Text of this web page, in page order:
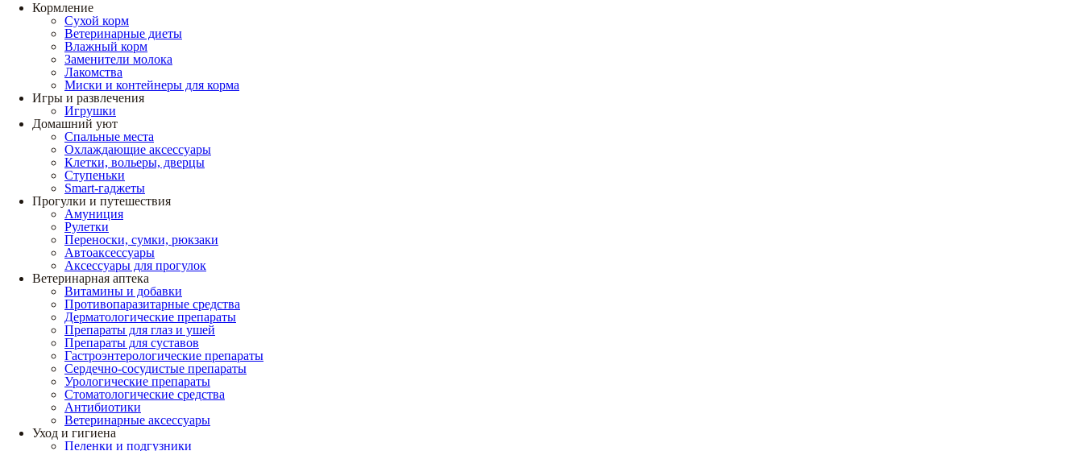
Кормление
Сухой корм
Ветеринарные диеты
Влажный корм
Заменители молока
Лакомства
Миски и контейнеры для корма
Игры и развлечения
Игрушки
Домашний уют
Спальные места
Охлаждающие аксессуары
Клетки, вольеры, дверцы
Ступеньки
Smart-гаджеты
Прогулки и путешествия
Амуниция
Рулетки
Переноски, сумки, рюкзаки
Автоаксессуары
Аксессуары для прогулок
Ветеринарная аптека
Витамины и добавки
Противопаразитарные средства
Дерматологические препараты
Препараты для глаз и ушей
Препараты для суставов
Гастроэнтерологические препараты
Сердечно-сосудистые препараты
Урологические препараты
Стоматологические средства
Антибиотики
Ветеринарные аксессуары
Уход и гигиена
Пеленки и подгузники